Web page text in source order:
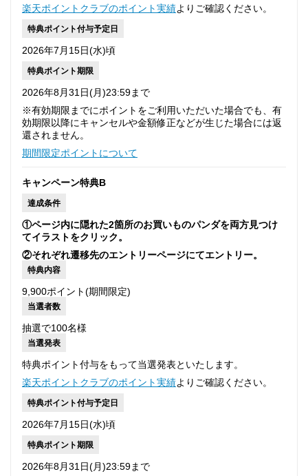
楽天ポイントクラブのポイント実績よりご確認ください。
特典ポイント付与予定日
2026年7月15日(水)頃
特典ポイント期限
2026年8月31日(月)23:59まで
※有効期限までにポイントをご利用いただいた場合でも、有
効期限以降にキャンセルや金額修正などが生じた場合には返
還されません。
期間限定ポイントについて
キャンペーン特典B
達成条件
①ページ内に隠れた2箇所のお買いものパンダを両方見つけ
てイラストをクリック。
②それぞれ遷移先のエントリーページにてエントリー。
特典内容
9,900ポイント(期間限定)
当選者数
抽選で100名様
当選発表
特典ポイント付与をもって当選発表といたします。
楽天ポイントクラブのポイント実績よりご確認ください。
特典ポイント付与予定日
2026年7月15日(水)頃
特典ポイント期限
2026年8月31日(月)23:59まで